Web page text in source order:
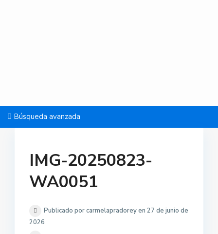
Búsqueda avanzada
IMG-20250823-
WA0051
Publicado por carmelapradorey en 27 de junio de
2026